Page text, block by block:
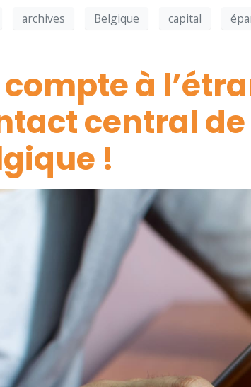
archives Belgique capital
compte à
central
!